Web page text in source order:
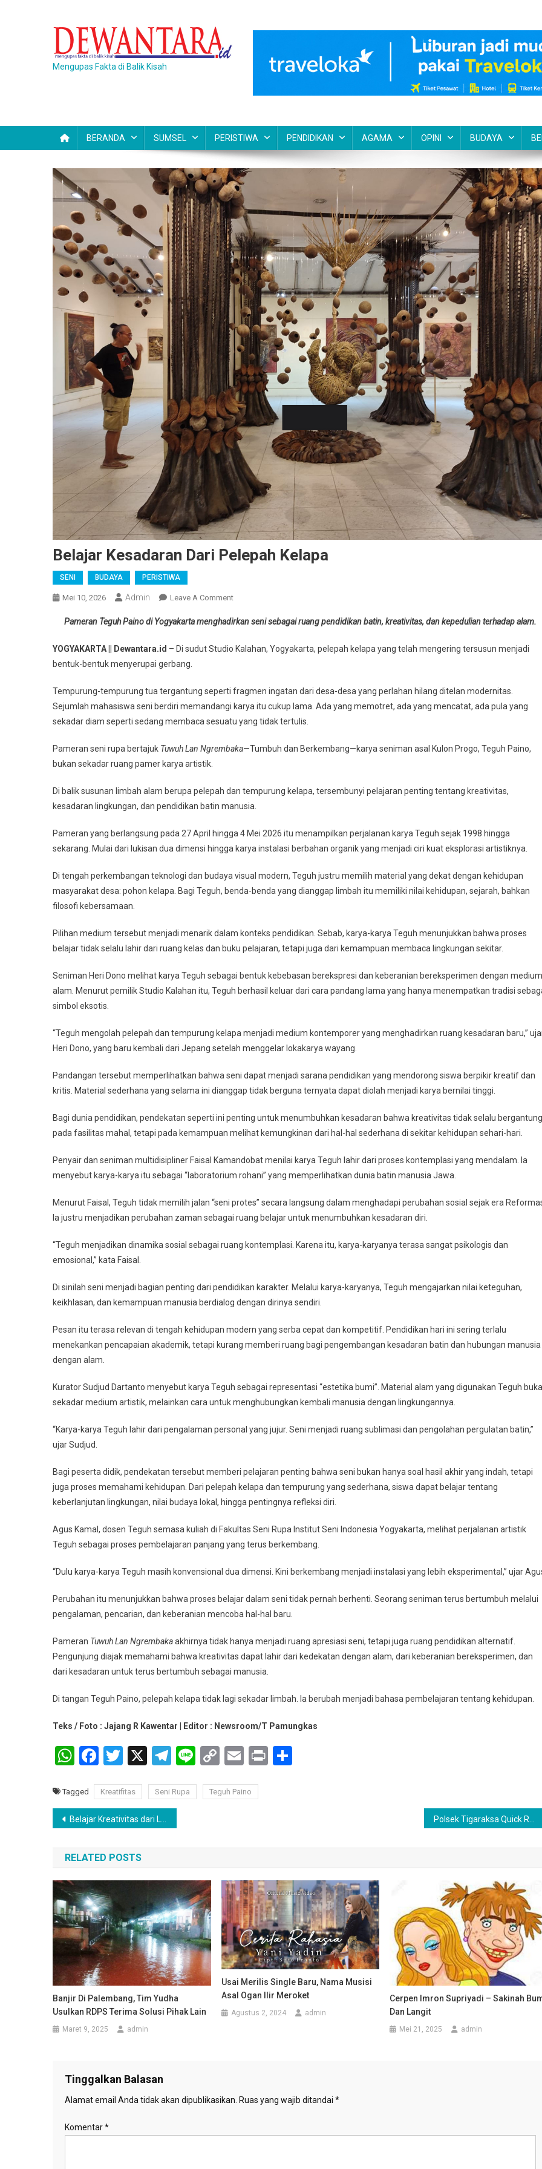
Mengupas Fakta di Balik Kisah
BERANDA SUMSEL PERISTIWA PENDIDIKAN AGAMA OPINI BUDAYA
Belajar Kesadaran Dari Pelepah Kelapa
SENI BUDAYA PERISTIWA
Mei 10, 2026 Admin Leave A CommentOn
Kesadaran
Pelepah
Pameran Teguh Paino di Yogyakarta menghadirkan seni sebagai ruang pendidikan batin, kreativitas, dan kepedulian terhadap alam.
YOGYAKARTA || Dewantara.id – Di sudut Studio Kalahan, Yogyakarta, pelepah kelapa yang telah mengering tersusun menjadi
bentuk-bentuk menyerupai gerbang.
Tempurung-tempurung tua tergantung seperti fragmen ingatan dari desa-desa yang perlahan hilang ditelan modernitas.
Sejumlah mahasiswa seni berdiri memandangi karya itu cukup lama. Ada yang memotret, ada yang mencatat, ada pula yang
sekadar diam seperti sedang membaca sesuatu yang tidak tertulis.
Pameran seni rupa bertajuk Tuwuh Lan Ngrembaka—Tumbuh dan Berkembang—karya seniman asal Kulon Progo, Teguh Paino,
bukan sekadar ruang pamer karya artistik.
Di balik susunan limbah alam berupa pelepah dan tempurung kelapa, tersembunyi pelajaran penting tentang kreativitas,
kesadaran lingkungan, dan pendidikan batin manusia.
Pameran yang berlangsung pada 27 April hingga 4 Mei 2026 itu menampilkan perjalanan karya Teguh sejak 1998 hingga
sekarang. Mulai dari lukisan dua dimensi hingga karya instalasi berbahan organik yang menjadi ciri kuat eksplorasi artistiknya.
Di tengah perkembangan teknologi dan budaya visual modern, Teguh justru memilih material yang dekat dengan kehidupan
masyarakat desa: pohon kelapa. Bagi Teguh, benda-benda yang dianggap limbah itu memiliki nilai kehidupan, sejarah, bahkan
filosofi kebersamaan.
Pilihan medium tersebut menjadi menarik dalam konteks pendidikan. Sebab, karya-karya Teguh menunjukkan bahwa proses
belajar tidak selalu lahir dari ruang kelas dan buku pelajaran, tetapi juga dari kemampuan membaca lingkungan sekitar.
Seniman Heri Dono melihat karya Teguh sebagai bentuk kebebasan berekspresi dan keberanian bereksperimen dengan medium
alam. Menurut pemilik Studio Kalahan itu, Teguh berhasil keluar dari cara pandang lama yang hanya menempatkan tradisi
simbol eksotis.
“Teguh mengolah pelepah dan tempurung kelapa menjadi medium kontemporer yang menghadirkan ruang kesadaran baru,”
Heri Dono, yang baru kembali dari Jepang setelah menggelar lokakarya wayang.
Pandangan tersebut memperlihatkan bahwa seni dapat menjadi sarana pendidikan yang mendorong siswa berpikir kreatif dan
kritis. Material sederhana yang selama ini dianggap tidak berguna ternyata dapat diolah menjadi karya bernilai tinggi.
Bagi dunia pendidikan, pendekatan seperti ini penting untuk menumbuhkan kesadaran bahwa kreativitas tidak selalu bergantung
pada fasilitas mahal, tetapi pada kemampuan melihat kemungkinan dari hal-hal sederhana di sekitar kehidupan sehari-hari.
Penyair dan seniman multidisipliner Faisal Kamandobat menilai karya Teguh lahir dari proses kontemplasi yang mendalam. Ia
menyebut karya-karya itu sebagai “laboratorium rohani” yang memperlihatkan dunia batin manusia Jawa.
Menurut Faisal, Teguh tidak memilih jalan “seni protes” secara langsung dalam menghadapi perubahan sosial sejak era
Ia justru menjadikan perubahan zaman sebagai ruang belajar untuk menumbuhkan kesadaran diri.
“Teguh menjadikan dinamika sosial sebagai ruang kontemplasi. Karena itu, karya-karyanya terasa sangat psikologis dan
emosional,” kata Faisal.
Di sinilah seni menjadi bagian penting dari pendidikan karakter. Melalui karya-karyanya, Teguh mengajarkan nilai keteguhan,
keikhlasan, dan kemampuan manusia berdialog dengan dirinya sendiri.
Pesan itu terasa relevan di tengah kehidupan modern yang serba cepat dan kompetitif. Pendidikan hari ini sering terlalu
menekankan pencapaian akademik, tetapi kurang memberi ruang bagi pengembangan kesadaran batin dan hubungan manusia
dengan alam.
Kurator Sudjud Dartanto menyebut karya Teguh sebagai representasi “estetika bumi”. Material alam yang digunakan Teguh
sekadar medium artistik, melainkan cara untuk menghubungkan kembali manusia dengan lingkungannya.
“Karya-karya Teguh lahir dari pengalaman personal yang jujur. Seni menjadi ruang sublimasi dan pengolahan pergulatan batin,”
ujar Sudjud.
Bagi peserta didik, pendekatan tersebut memberi pelajaran penting bahwa seni bukan hanya soal hasil akhir yang indah, tetapi
juga proses memahami kehidupan. Dari pelepah kelapa dan tempurung yang sederhana, siswa dapat belajar tentang
keberlanjutan lingkungan, nilai budaya lokal, hingga pentingnya refleksi diri.
Agus Kamal, dosen Teguh semasa kuliah di Fakultas Seni Rupa Institut Seni Indonesia Yogyakarta, melihat perjalanan artistik
Teguh sebagai proses pembelajaran panjang yang terus berkembang.
“Dulu karya-karya Teguh masih konvensional dua dimensi. Kini berkembang menjadi instalasi yang lebih eksperimental,” ujar
Perubahan itu menunjukkan bahwa proses belajar dalam seni tidak pernah berhenti. Seorang seniman terus bertumbuh melalui
pengalaman, pencarian, dan keberanian mencoba hal-hal baru.
Pameran Tuwuh Lan Ngrembakaakhirnya tidak hanya menjadi ruang apresiasi seni, tetapi juga ruang pendidikan alternatif.
Pengunjung diajak memahami bahwa kreativitas dapat lahir dari kedekatan dengan alam, dari keberanian bereksperimen, dan
dari kesadaran untuk terus bertumbuh sebagai manusia.
Di tangan Teguh Paino, pelepah kelapa tidak lagi sekadar limbah. Ia berubah menjadi bahasa pembelajaran tentang kehidupan.
Teks / Foto : Jajang R Kawentar | Editor : Newsroom/T Pamungkas
WhatsApp
Facebook
Twitter
X Telegram
LineCopyEmail
Print
Tagged Kreatifitas Seni Rupa Teguh Paino
Navigasi
pos
Belajar Kreativitas dari Logam: Pameran “Metal in Flux” Hidupkan Kembali Semangat Kriya Polsek Tigaraksa Quick Respon Laporan Dugaan Upaya Curanmor di Perumahan Sudirman Indah
RELATED POSTS
Banjir Di Palembang, Tim Yudha
Usulkan RDPS Terima Solusi Pihak Lain
Maret 9, 2025 admin
Usai Merilis Single Baru, Nama Musisi
Asal Ogan Ilir Meroket
Agustus 2, 2024 admin
Cerpen Imron Supriyadi – Sakinah
Dan Langit
Mei 21, 2025 admin
Tinggalkan Balasan
Alamat email Anda tidak akan dipublikasikan. Ruas yang wajib ditandai *
Komentar*